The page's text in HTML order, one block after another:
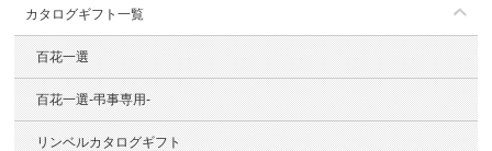
カタログギフト一覧
百花一選
百花一選-弔事専用-
リンベルカタログギフト